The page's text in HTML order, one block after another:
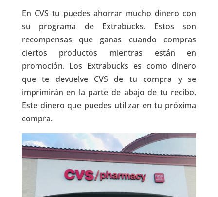
En CVS tu puedes ahorrar mucho dinero con
su programa de Extrabucks. Estos son
recompensas que ganas cuando compras
ciertos productos mientras están en
promoción. Los Extrabucks es como dinero
que te devuelve CVS de tu compra y se
imprimirán en la parte de abajo de tu recibo.
Este dinero que puedes utilizar en tu próxima
compra.